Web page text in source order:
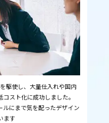
駆使し、大量仕入れや国内
スト化に成功しました。
ルにまで気を配ったデザイン
ます